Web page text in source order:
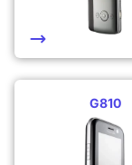
G810